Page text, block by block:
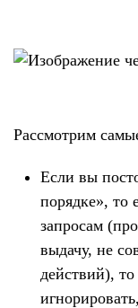
Рассмотрим
Если вы
порядке», то
запросам
выдачу, не
действий),